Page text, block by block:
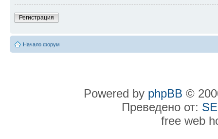
Регистрация
Начало форум
Powered by phpBB ©
Преведено от:
free web